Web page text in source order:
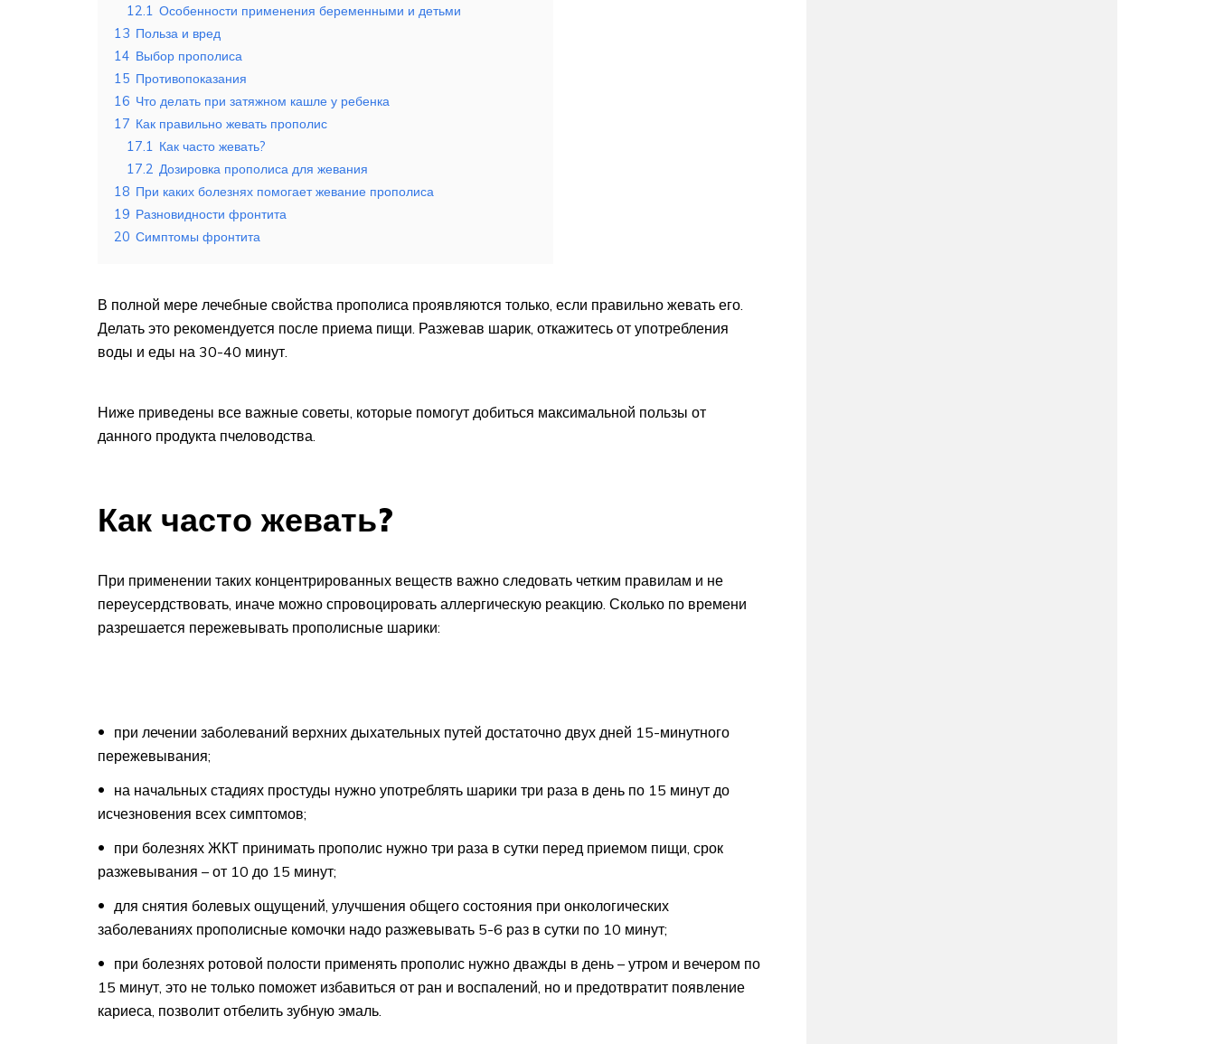
12.1 Особенности применения беременными и детьми
13 Польза и вред
14 Выбор прополиса
15 Противопоказания
16 Что делать при затяжном кашле у ребенка
17 Как правильно жевать прополис
17.1 Как часто жевать?
17.2 Дозировка прополиса для жевания
18 При каких болезнях помогает жевание прополиса
19 Разновидности фронтита
20 Симптомы фронтита
В полной мере лечебные свойства прополиса проявляются только, если правильно жевать его.
Делать это рекомендуется после приема пищи. Разжевав шарик, откажитесь от употребления
воды и еды на 30-40 минут.
Ниже приведены все важные советы, которые помогут добиться максимальной пользы от
данного продукта пчеловодства.
Как часто жевать?
При применении таких концентрированных веществ важно следовать четким правилам и не
переусердствовать, иначе можно спровоцировать аллергическую реакцию. Сколько по времени
разрешается пережевывать прополисные шарики:
при лечении заболеваний верхних дыхательных путей достаточно двух дней 15-минутного
пережевывания;
на начальных стадиях простуды нужно употреблять шарики три раза в день по 15 минут до
исчезновения всех симптомов;
при болезнях ЖКТ принимать прополис нужно три раза в сутки перед приемом пищи, срок
разжевывания – от 10 до 15 минут;
для снятия болевых ощущений, улучшения общего состояния при онкологических
заболеваниях прополисные комочки надо разжевывать 5-6 раз в сутки по 10 минут;
при болезнях ротовой полости применять прополис нужно дважды в день – утром и вечером по
15 минут, это не только поможет избавиться от ран и воспалений, но и предотвратит появление
кариеса, позволит отбелить зубную эмаль.